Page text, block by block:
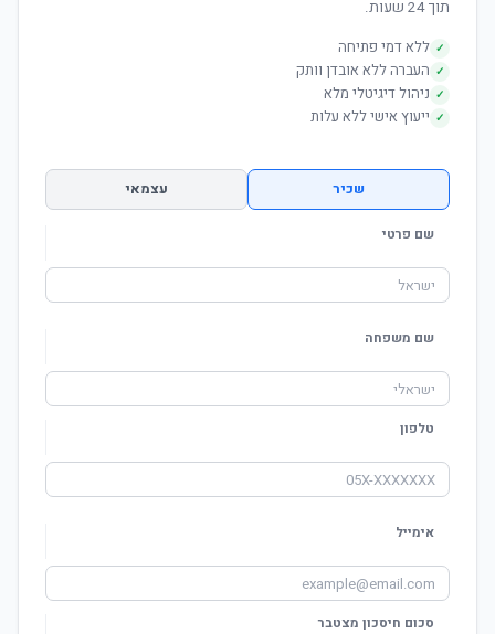
תוך 24 שעות.
✓ ללא דמי פתיחה
✓ העברה ללא אובדן וותק
✓ ניהול דיגיטלי מלא
✓ ייעוץ אישי ללא עלות
שכיר עצמאי
שם פרטי
שם משפחה
טלפון
אימייל
סכום חיסכון מצטבר